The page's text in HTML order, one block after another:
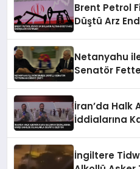
Brent Petrol
Düştü Arz
Netanyahu
Senatör
İran’da Halk
İddialarına
İngiltere